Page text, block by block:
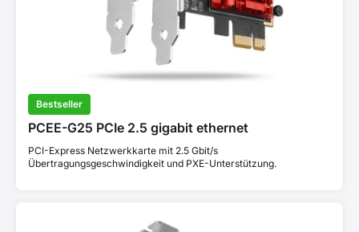
Bestseller
PCEE-G25 PCIe 2.5 gigabit ethernet
PCI-Express Netzwerkkarte mit 2.5 Gbit/s
Übertragungsgeschwindigkeit und PXE-Unterstützung.